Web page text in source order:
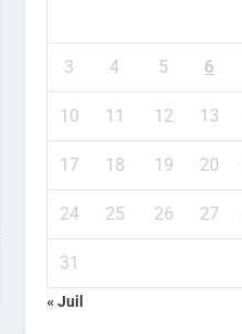
3 4 5 6
10 11 12 13
17 18 19 20
24 25 26 27
31
« Juil